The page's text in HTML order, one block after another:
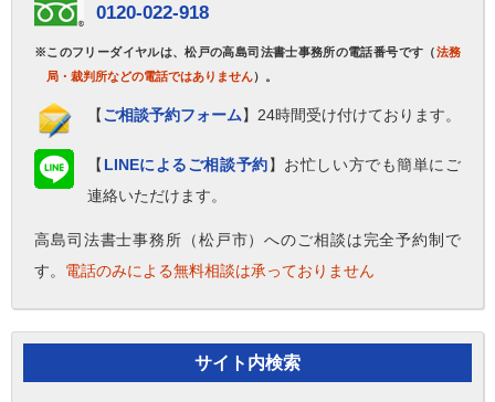
0120-022-918
※このフリーダイヤルは、松戸の高島司法書士事務所の電話番号です（法務
局・裁判所などの電話ではありません）。
【ご相談予約フォーム】24時間受け付けております。
【 LINEによるご相談予約】お忙しい方でも簡単にご
連絡いただけます。
高島司法書士事務所（松戸市）へのご相談は完全予約制で
す。 電話のみによる無料相談は承っておりません
サイト内検索